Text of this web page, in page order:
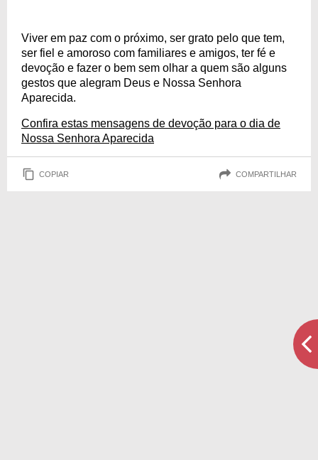
Viver em paz com o próximo, ser grato pelo que tem,
ser fiel e amoroso com familiares e amigos, ter fé e
devoção e fazer o bem sem olhar a quem são alguns
gestos que alegram Deus e Nossa Senhora
Aparecida.
Confira estas mensagens de devoção para o dia de
Nossa Senhora Aparecida
COPIAR COMPARTILHAR